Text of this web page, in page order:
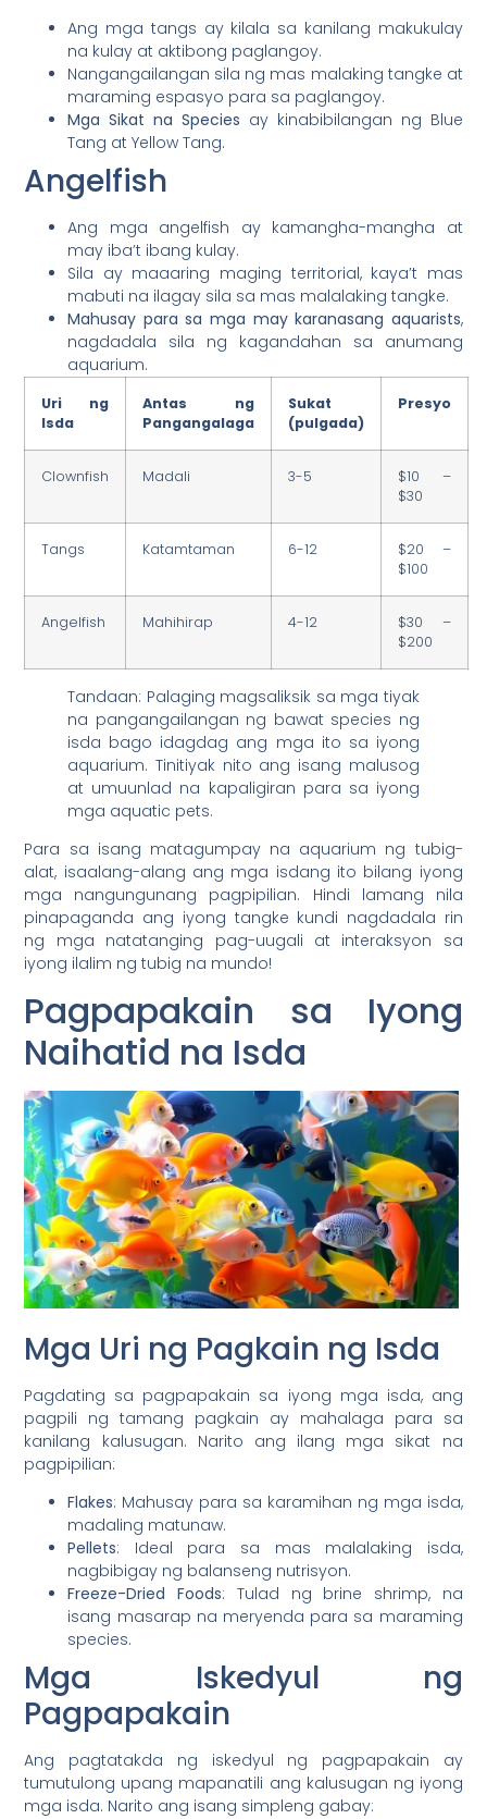
Ang mga tangs ay kilala sa kanilang makukulay
na kulay at aktibong paglangoy.
Nangangailangan sila ng mas malaking tangke at
maraming espasyo para sa paglangoy.
Mga Sikat na Species ay kinabibilangan ng Blue
Tang at Yellow Tang.
Angelfish
Ang mga angelfish ay kamangha-mangha at
may iba’t ibang kulay.
Sila ay maaaring maging territorial, kaya’t mas
mabuti na ilagay sila sa mas malalaking tangke.
Mahusay para sa mga may karanasang aquarists,
nagdadala sila ng kagandahan sa anumang
aquarium.
Uri ng
Isda
Antas ng
Pangangalaga
Sukat
(pulgada)
Presyo
Clownfish Madali 3-5
$10 –
$30
Tangs Katamtaman 6-12
$20 –
$100
Angelfish Mahihirap 4-12
$30 –
$200
Tandaan: Palaging magsaliksik sa mga tiyak
na pangangailangan ng bawat species ng
isda bago idagdag ang mga ito sa iyong
aquarium. Tinitiyak nito ang isang malusog
at umuunlad na kapaligiran para sa iyong
mga aquatic pets.
Para sa isang matagumpay na aquarium ng tubig-
alat, isaalang-alang ang mga isdang ito bilang iyong
mga nangungunang pagpipilian. Hindi lamang nila
pinapaganda ang iyong tangke kundi nagdadala rin
ng mga natatanging pag-uugali at interaksyon sa
iyong ilalim ng tubig na mundo!
Pagpapakain sa Iyong
Naihatid na Isda
Mga Uri ng Pagkain ng Isda
Pagdating sa pagpapakain sa iyong mga isda, ang
pagpili ng tamang pagkain ay mahalaga para sa
kanilang kalusugan. Narito ang ilang mga sikat na
pagpipilian:
Flakes: Mahusay para sa karamihan ng mga isda,
madaling matunaw.
Pellets: Ideal para sa mas malalaking isda,
nagbibigay ng balanseng nutrisyon.
Freeze-Dried Foods: Tulad ng brine shrimp, na
isang masarap na meryenda para sa maraming
species.
Mga Iskedyul ng
Pagpapakain
Ang pagtatakda ng iskedyul ng pagpapakain ay
tumutulong upang mapanatili ang kalusugan ng iyong
mga isda. Narito ang isang simpleng gabay: